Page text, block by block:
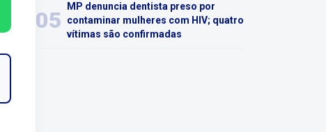
05
MP denuncia dentista preso por
contaminar mulheres com HIV; quatro
vítimas são confirmadas